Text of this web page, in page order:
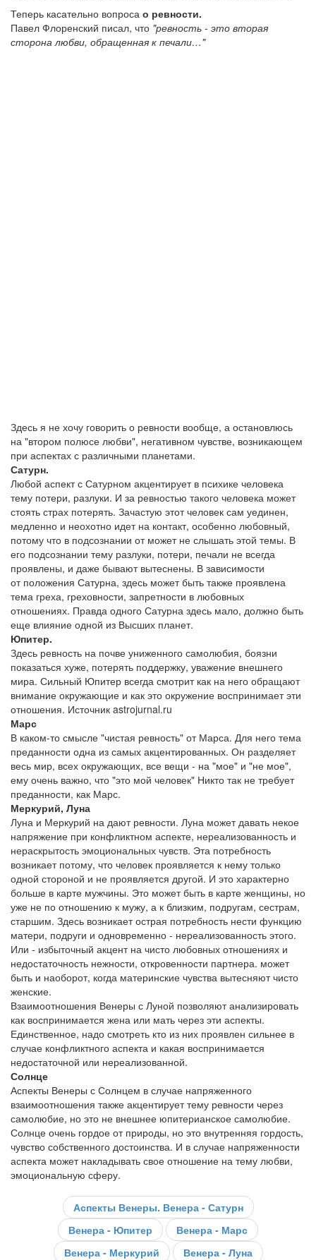
Теперь касательно вопроса о ревности.
Павел Флоренский писал, что "ревность - это вторая
сторона любви, обращенная к печали…"
Здесь я не хочу говорить о ревности вообще, а остановлюсь
на "втором полюсе любви", негативном чувстве, возникающем
при аспектах с различными планетами.
Сатурн.
Любой аспект с Сатурном акцентирует в психике человека
тему потери, разлуки. И за ревностью такого человека может
стоять страх потерять. Зачастую этот человек сам уединен,
медленно и неохотно идет на контакт, особенно любовный,
потому что в подсознании от может не слышать этой темы. В
его подсознании тему разлуки, потери, печали не всегда
проявлены, и даже бывают вытеснены. В зависимости
от положения Сатурна, здесь может быть также проявлена
тема греха, греховности, запретности в любовных
отношениях. Правда одного Сатурна здесь мало, должно быть
еще влияние одной из Высших планет.
Юпитер.
Здесь ревность на почве униженного самолюбия, боязни
показаться хуже, потерять поддержку, уважение внешнего
мира. Сильный Юпитер всегда смотрит как на него обращают
внимание окружающие и как это окружение воспринимает эти
отношения. Источник astrojurnal.ru
Марс
В каком-то смысле "чистая ревность" от Марса. Для него тема
преданности одна из самых акцентированных. Он разделяет
весь мир, всех окружающих, все вещи - на "мое" и "не мое",
ему очень важно, что "это мой человек" Никто так не требует
преданности, как Марс.
Меркурий, Луна
Луна и Меркурий на дают ревности. Луна может давать некое
напряжение при конфликтном аспекте, нереализованность и
нераскрытость эмоциональных чувств. Эта потребность
возникает потому, что человек проявляется к нему только
одной стороной и не проявляется другой. И это характерно
больше в карте мужчины. Это может быть в карте женщины, но
уже не по отношению к мужу, а к близким, подругам, сестрам,
старшим. Здесь возникает острая потребность нести функцию
матери, подруги и одновременно - нереализованность этого.
Или - избыточный акцент на чисто любовных отношениях и
недостаточность нежности, откровенности партнера. может
быть и наоборот, когда материнские чувства вытесняют чисто
женские.
Взаимоотношения Венеры с Луной позволяют анализировать
как воспринимается жена или мать через эти аспекты.
Единственное, надо смотреть кто из них проявлен сильнее в
случае конфликтного аспекта и какая воспринимается
недостаточной или нереализованной.
Солнце
Аспекты Венеры с Солнцем в случае напряженного
взаимоотношения также акцентирует тему ревности через
самолюбие, но это не внешнее юпитерианское самолюбие.
Солнце очень гордое от природы, но это внутренняя гордость,
чувство собственного достоинства. И в случае напряженности
аспекта может накладывать свое отношение на тему любви,
эмоциональную сферу.
Аспекты Венеры. Венера - Сатурн
Венера - Юпитер
Венера - Марс
Венера - Меркурий
Венера - Луна